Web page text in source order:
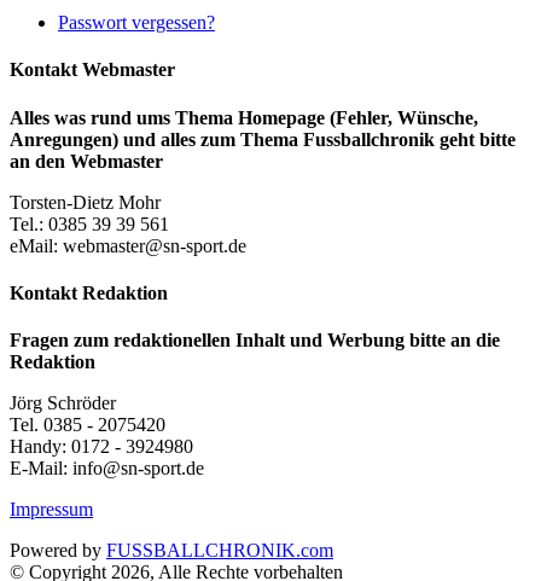
Passwort vergessen?
Kontakt Webmaster
Alles was rund ums Thema Homepage (Fehler, Wünsche,
Anregungen) und alles zum Thema Fussballchronik geht bitte
an den Webmaster
Torsten-Dietz Mohr
Tel.: 0385 39 39 561
eMail: webmaster@sn-sport.de
Kontakt Redaktion
Fragen zum redaktionellen Inhalt und Werbung bitte an die
Redaktion
Jörg Schröder
Tel. 0385 - 2075420
Handy: 0172 - 3924980
E-Mail: info@sn-sport.de
Impressum
Powered by FUSSBALLCHRONIK.com
© Copyright 2026, Alle Rechte vorbehalten